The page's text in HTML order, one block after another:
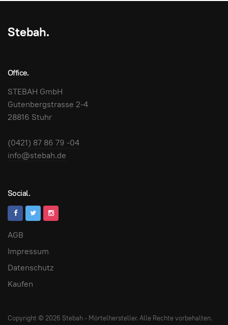
Stebah.
Office.
STEBAH GmbH
Gutenbergstrasse 2-4
28816 Stuhr
(0421) 87 86 79 -04
info@stebah.de
Social.
AGB
Impressum
Datenschutz
Kaufen
Copyright © 2026 Stebah - Mörtelhersteller. Alle Rechte vorbehalten.